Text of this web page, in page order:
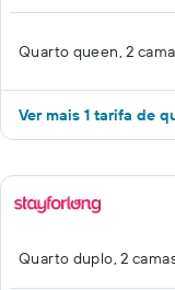
Quarto queen, 2
Ver mais 1 tarifa de
Quarto duplo, 2